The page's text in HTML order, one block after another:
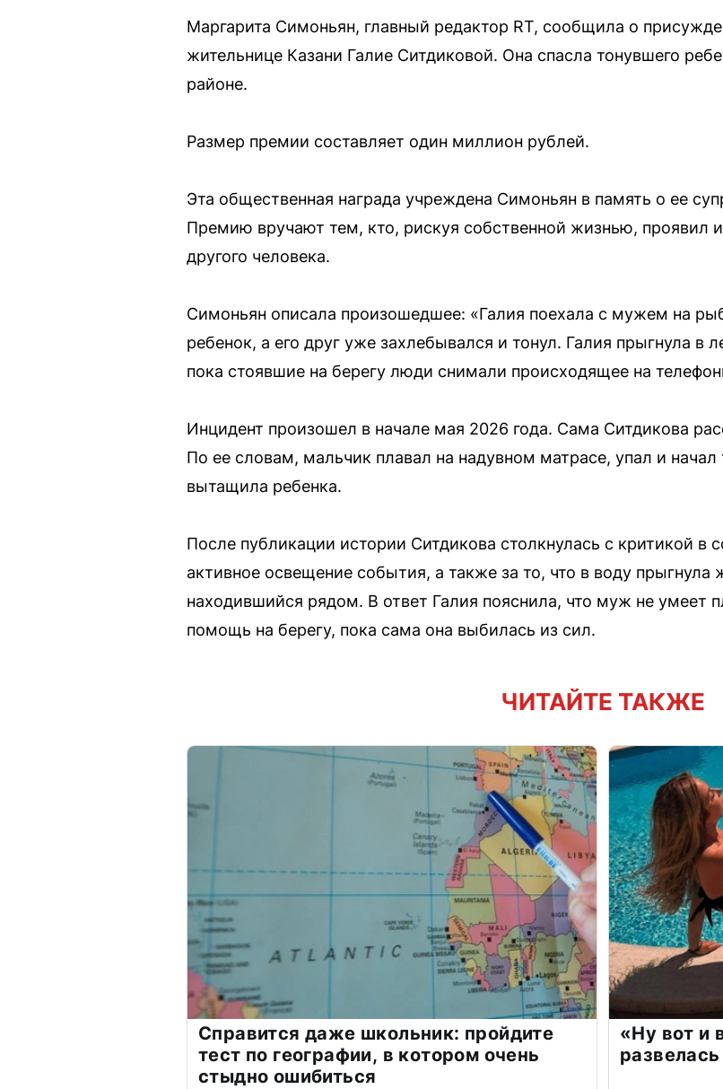
Маргарита Симоньян, главный редактор RT, сообщила о
жительнице Казани Галие Ситдиковой. Она спасла тонувшего
районе.
Размер премии составляет один миллион рублей.
Эта общественная награда учреждена Симоньян в память о ее
Премию вручают тем, кто, рискуя собственной жизнью, проявил
другого человека.
Симоньян описала произошедшее: «Галия поехала с мужем на
ребенок, а его друг уже захлебывался и тонул. Галия прыгнула
пока стоявшие на берегу люди снимали происходящее на
Инцидент произошел в начале мая 2026 года. Сама Ситдикова
По ее словам, мальчик плавал на надувном матрасе, упал и
вытащила ребенка.
После публикации истории Ситдикова столкнулась с критикой в
активное освещение события, а также за то, что в воду прыгнула
находившийся рядом. В ответ Галия пояснила, что муж не умеет
помощь на берегу, пока сама она выбилась из сил.
ЧИТАЙТЕ ТАКЖЕ
Справится даже школьник: пройдите
тест по географии, в котором очень
стыдно ошибиться
«Ну вот и